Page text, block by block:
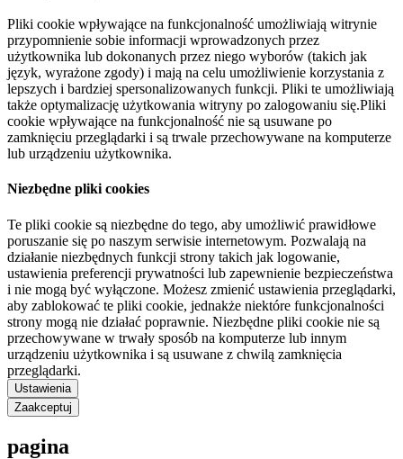
Pliki cookie wpływające na funkcjonalność umożliwiają witrynie
przypomnienie sobie informacji wprowadzonych przez
użytkownika lub dokonanych przez niego wyborów (takich jak
język, wyrażone zgody) i mają na celu umożliwienie korzystania z
lepszych i bardziej spersonalizowanych funkcji. Pliki te umożliwiają
także optymalizację użytkowania witryny po zalogowaniu się.Pliki
cookie wpływające na funkcjonalność nie są usuwane po
zamknięciu przeglądarki i są trwale przechowywane na komputerze
lub urządzeniu użytkownika.
Niezbędne pliki cookies
Te pliki cookie są niezbędne do tego, aby umożliwić prawidłowe
poruszanie się po naszym serwisie internetowym. Pozwalają na
działanie niezbędnych funkcji strony takich jak logowanie,
ustawienia preferencji prywatności lub zapewnienie bezpieczeństwa
i nie mogą być wyłączone. Możesz zmienić ustawienia przeglądarki,
aby zablokować te pliki cookie, jednakże niektóre funkcjonalności
strony mogą nie działać poprawnie. Niezbędne pliki cookie nie są
przechowywane w trwały sposób na komputerze lub innym
urządzeniu użytkownika i są usuwane z chwilą zamknięcia
przeglądarki.
Ustawienia
Zaakceptuj
pagina